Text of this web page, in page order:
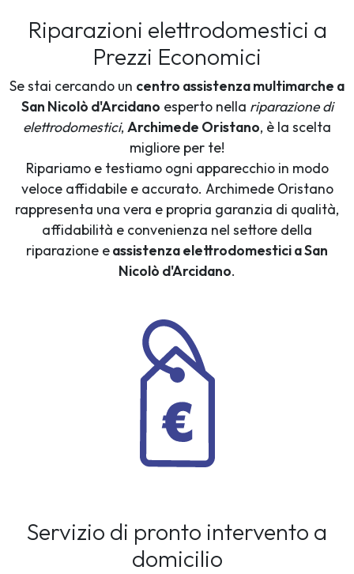
Riparazioni elettrodomestici a
Prezzi Economici
Se stai cercando un centro assistenza multimarche a
San Nicolò d'Arcidano esperto nella riparazione di
elettrodomestici, Archimede Oristano, è la scelta
migliore per te!
Ripariamo e testiamo ogni apparecchio in modo
veloce affidabile e accurato. Archimede Oristano
rappresenta una vera e propria garanzia di qualità,
affidabilità e convenienza nel settore della
riparazione eassistenza elettrodomestici a San
Nicolò d'Arcidano.
Servizio di pronto intervento a
domicilio